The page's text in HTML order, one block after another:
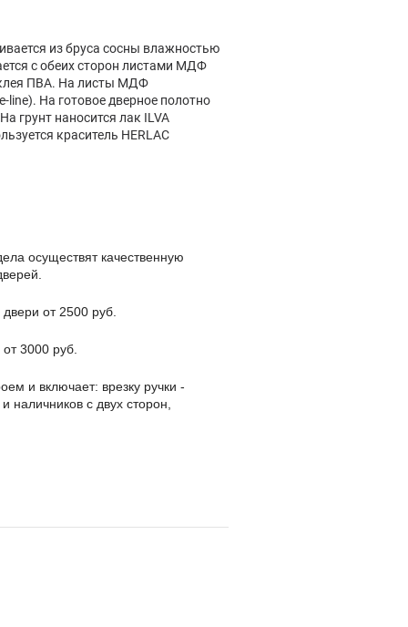
из бруса сосны влажностью
с обеих сторон листами МДФ
ПВА. На листы МДФ
На готовое дверное полотно
грунт наносится лак ILVA
краситель HERLAC
осуществят качественную
от 2500 руб.
3000 руб.
и включает: врезку ручки -
наличников с двух сторон,